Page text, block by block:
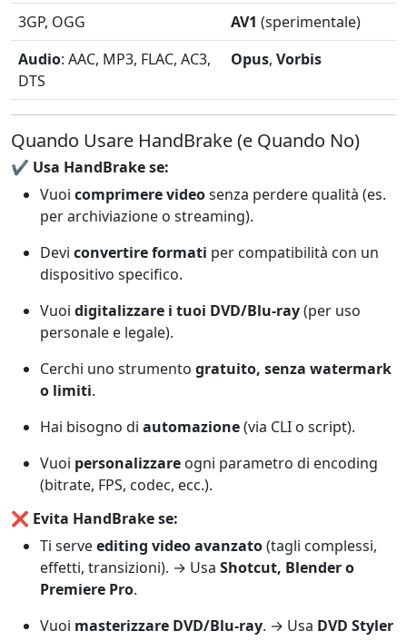
3GP, OGG
AV1 (sperimentale)
Audio: AAC, MP3, FLAC, AC3,
DTS
Opus, Vorbis
Quando Usare HandBrake (e Quando No)
✔️ Usa HandBrake se:
Vuoi comprimere videosenza perdere qualità (es.
per archiviazione o streaming).
Devi convertire formati per compatibilità con un
dispositivo specifico.
Vuoi digitalizzare i tuoi DVD/Blu-ray(per uso
personale e legale).
Cerchi uno strumento gratuito, senza watermark
o limiti.
Hai bisogno di automazione(via CLI o script).
Vuoi personalizzare ogni parametro di encoding
(bitrate, FPS, codec, ecc.).
❌ Evita HandBrake se:
Ti serveediting video avanzato(tagli complessi,
effetti, transizioni). → Usa Shotcut, Blender o
Premiere Pro.
Vuoi masterizzare DVD/Blu-ray. → Usa DVD Styler